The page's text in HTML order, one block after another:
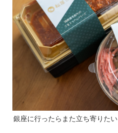
銀座に行ったらまた立ち寄りたい